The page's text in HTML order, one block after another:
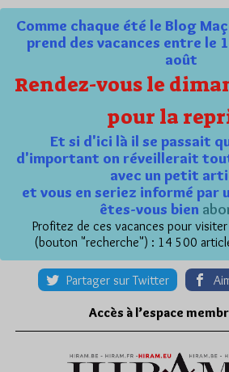
Comme chaque été le Blog
prend des vacances entre le
août
Rendez-vous le
pour la
Et si d'ici là il se passait
d'important on réveillerait
avec un petit
et vous en seriez informé par
êtes-vous bien
Profitez de ces vacances pour
(bouton "recherche") : 14 500
Partager sur Twitter
Accès à l’espace